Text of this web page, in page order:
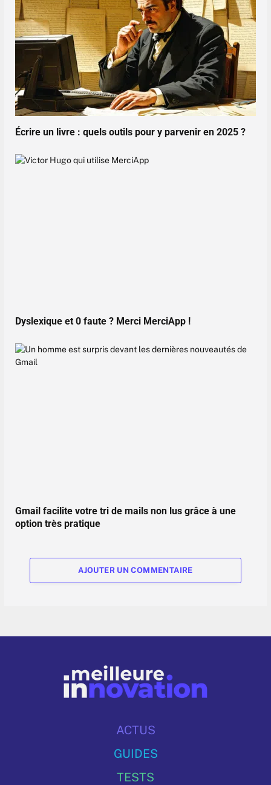
Écrire un livre : quels outils pour y parvenir en 2025 ?
Dyslexique et 0 faute ? Merci MerciApp !
Gmail facilite votre tri de mails non lus grâce à une
option très pratique
AJOUTER UN COMMENTAIRE
ACTUS
GUIDES
TESTS